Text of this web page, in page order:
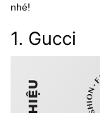
nhé!
1. Gucci